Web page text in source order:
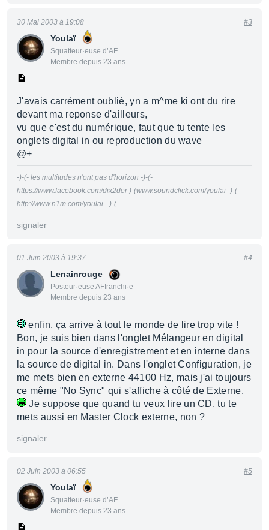
Youlaï
Squatteur·euse d’AF
Membre depuis 23 ans
30 Mai 2003 à 19:08 #3
J'avais carrément oublié, yn a m^me ki ont du rire
devant ma reponse d'ailleurs,
vu que c'est du numérique, faut que tu tente les
onglets digital in ou reproduction du wave
@+
-)-(- les multitudes n'ont pas d'horizon -)-(-
https://www.facebook.com/dix2der )-(www.soundclick.com/youlai -)-(
http://www.n1m.com/youlai -)-(
signaler
Lenainrouge
Posteur·euse AFfranchi·e
Membre depuis 23 ans
01 Juin 2003 à 19:37 #4
enfin, ça arrive à tout le monde de lire trop vite !
Bon, je suis bien dans l'onglet Mélangeur en digital
in pour la source d'enregistrement et en interne dans
la source de digital in. Dans l'onglet Configuration, je
me mets bien en externe 44100 Hz, mais j'ai toujours
ce même "No Sync" qui s'affiche à côté de Externe.
Je suppose que quand tu veux lire un CD, tu te
mets aussi en Master Clock externe, non ?
signaler
Youlaï
Squatteur·euse d’AF
Membre depuis 23 ans
02 Juin 2003 à 06:55 #5